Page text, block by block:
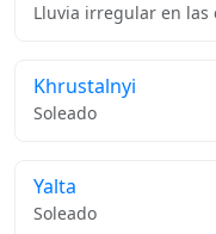
Lluvia irregular en las
Khrustalnyi
Soleado
Yalta
Soleado